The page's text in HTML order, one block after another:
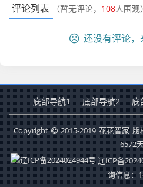
评论列表 （暂无评论， 108人围观）
还没有评论，
底部导航1 底部导航2 底
Copyright 2015-2019 花花智家 版
6572
辽ICP备
询信息：